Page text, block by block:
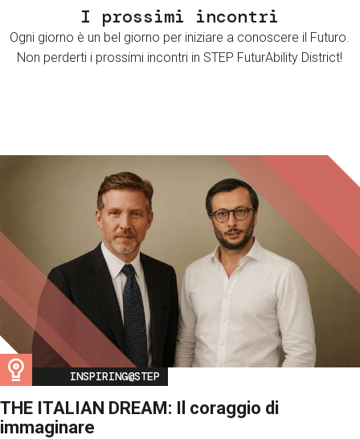
I prossimi incontri
Ogni giorno è un bel giorno per iniziare a conoscere il Futuro.
Non perderti i prossimi incontri in STEP FuturAbility District!
Image
INSPIRING@STEP
THE ITALIAN DREAM: Il coraggio di
immaginare